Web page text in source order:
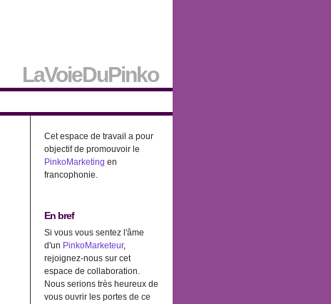
LaVoieDuPinko
Cet espace de travail a pour
objectif de promouvoir le
PinkoMarketing en
francophonie.
En bref
Si vous vous sentez l'âme
d'un PinkoMarketeur,
rejoignez-nous sur cet
espace de collaboration.
Nous serions très heureux de
vous ouvrir les portes de ce